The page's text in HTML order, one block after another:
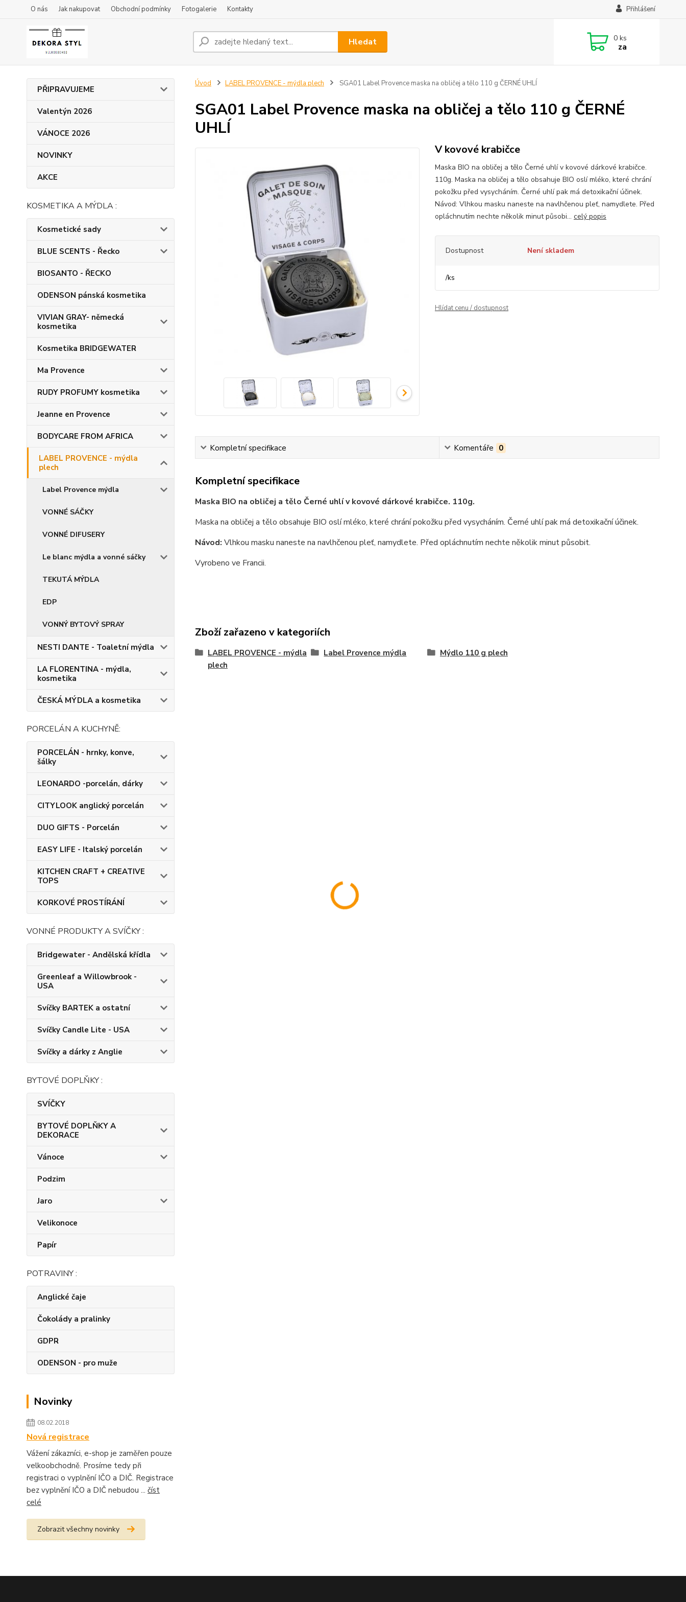
O nás Jak nakupovat Obchodní podmínky Fotogalerie Kontakty Přihlášení
Hledat 0 ks
za
PŘIPRAVUJEME
Valentýn 2026
VÁNOCE 2026
NOVINKY
AKCE
KOSMETIKA A MÝDLA :
Kosmetické sady
BLUE SCENTS - Řecko
BIOSANTO - ŘECKO
ODENSON pánská kosmetika
VIVIAN GRAY- německá
kosmetika
Kosmetika BRIDGEWATER
Ma Provence
RUDY PROFUMY kosmetika
Jeanne en Provence
BODYCARE FROM AFRICA
LABEL PROVENCE - mýdla
plech
Label Provence mýdla
VONNÉ SÁČKY
VONNÉ DIFUSERY
Le blanc mýdla a vonné sáčky
TEKUTÁ MÝDLA
EDP
VONNÝ BYTOVÝ SPRAY
NESTI DANTE - Toaletní mýdla
LA FLORENTINA - mýdla,
kosmetika
ČESKÁ MÝDLA a kosmetika
PORCELÁN A KUCHYNĚ:
PORCELÁN - hrnky, konve,
šálky
LEONARDO -porcelán, dárky
CITYLOOK anglický porcelán
DUO GIFTS - Porcelán
EASY LIFE - Italský porcelán
KITCHEN CRAFT + CREATIVE
TOPS
KORKOVÉ PROSTÍRÁNÍ
VONNÉ PRODUKTY A SVÍČKY :
Bridgewater - Andělská křídla
Greenleaf a Willowbrook -
USA
Svíčky BARTEK a ostatní
Svíčky Candle Lite - USA
Svíčky a dárky z Anglie
BYTOVÉ DOPLŇKY :
SVÍČKY
BYTOVÉ DOPLŇKY A
DEKORACE
Vánoce
Podzim
Jaro
Velikonoce
Papír
POTRAVINY :
Anglické čaje
Čokolády a pralinky
GDPR
ODENSON - pro muže
Novinky
08.02.2018
Nová registrace
Vážení zákazníci, e-shop je zaměřen pouze
velkoobchodně. Prosíme tedy při
registraci o vyplnění IČO a DIČ. Registrace
bez vyplnění IČO a DIČ nebudou ... číst
celé
Zobrazit všechny novinky
Úvod LABEL PROVENCE - mýdla plech SGA01 Label Provence maska na obličej a tělo 110 g ČERNÉ UHLÍ
SGA01 Label Provence maska na obličej a tělo 110 g ČERNÉ
UHLÍ
V kovové krabičce
Maska BIO na obličej a tělo Černé uhlí v kovové dárkové krabičce.
110g. Maska na obličej a tělo obsahuje BIO oslí mléko, které chrání
pokožku před vysycháním. Černé uhlí pak má detoxikační účinek.
Návod: Vlhkou masku naneste na navlhčenou pleť, namydlete. Před
opláchnutím nechte několik minut působi... celý popis
Dostupnost Není skladem
/ks
Hlídat cenu / dostupnost
Kompletní specifikace Komentáře 0
Kompletní specifikace
Maska BIO na obličej a tělo Černé uhlí v kovové dárkové krabičce. 110g.
Maska na obličej a tělo obsahuje BIO oslí mléko, které chrání pokožku před vysycháním. Černé uhlí pak má detoxikační účinek.
Návod: Vlhkou masku naneste na navlhčenou pleť, namydlete. Před opláchnutím nechte několik minut působit.
Vyrobeno ve Francii.
Zboží zařazeno v kategoriích
LABEL PROVENCE - mýdla
plech
Label Provence mýdla Mýdlo 110 g plech